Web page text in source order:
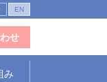
EN
せ
み